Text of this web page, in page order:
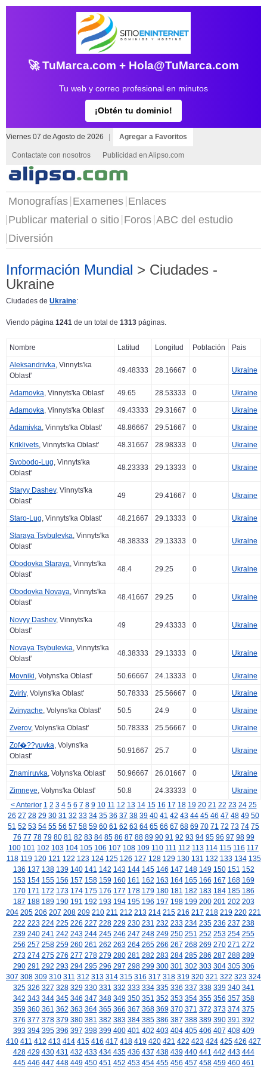
🚀 TuMarca.com + Hola@TuMarca.com
Tu web y correo profesional en minutos
¡Obtén tu dominio!
Viernes 07 de Agosto de 2026 Agregar a Favoritos
Contactate con nosotros Publicidad en Alipso.com
Monografías Examenes Enlaces
Publicar material o sitio Foros ABC del estudio
Diversión
Información Mundial > Ciudades -
Ukraine
Ciudades de Ukraine:
Viendo página 1241 de un total de 1313 páginas.
Nombre Latitud Longitud Población Pais
Aleksandrivka, Vinnyts'ka
Oblast'
49.48333 28.16667 0 Ukraine
Adamovka, Vinnyts'ka Oblast' 49.65 28.53333 0 Ukraine
Adamovka, Vinnyts'ka Oblast' 49.43333 29.31667 0 Ukraine
Adamivka, Vinnyts'ka Oblast' 48.86667 29.51667 0 Ukraine
Kriklivets, Vinnyts'ka Oblast' 48.31667 28.98333 0 Ukraine
Svobodo-Lug, Vinnyts'ka
Oblast'
48.23333 29.13333 0 Ukraine
Staryy Dashev, Vinnyts'ka
Oblast'
49 29.41667 0 Ukraine
Staro-Lug, Vinnyts'ka Oblast' 48.21667 29.13333 0 Ukraine
Staraya Tsybulevka, Vinnyts'ka
Oblast'
48.38333 29.13333 0 Ukraine
Obodovka Staraya, Vinnyts'ka
Oblast'
48.4 29.25 0 Ukraine
Obodovka Novaya, Vinnyts'ka
Oblast'
48.41667 29.25 0 Ukraine
Novyy Dashev, Vinnyts'ka
Oblast'
49 29.43333 0 Ukraine
Novaya Tsybulevka, Vinnyts'ka
Oblast'
48.38333 29.13333 0 Ukraine
Movniki, Volyns'ka Oblast' 50.66667 24.13333 0 Ukraine
Zviriv, Volyns'ka Oblast' 50.78333 25.56667 0 Ukraine
Zvinyache, Volyns'ka Oblast' 50.5 24.9 0 Ukraine
Zverov, Volyns'ka Oblast' 50.78333 25.56667 0 Ukraine
Zof�??yuvka, Volyns'ka
Oblast'
50.91667 25.7 0 Ukraine
Znamiruvka, Volyns'ka Oblast' 50.96667 26.01667 0 Ukraine
Zimneye, Volyns'ka Oblast' 50.8 24.33333 0
Ukraine
< Anterior 1 2 3 4 5 6 7 8 9 10 11 12 13 14 15 16 17 18 19 20 21 22 23 24 25
26 27 28 29 30 31 32 33 34 35 36 37 38 39 40 41 42 43 44 45 46 47 48 49 50
51 52 53 54 55 56 57 58 59 60 61 62 63 64 65 66 67 68 69 70 71 72 73 74 75
76 77 78 79 80 81 82 83 84 85 86 87 88 89 90 91 92 93 94 95 96 97 98 99
100 101 102 103 104 105 106 107 108 109 110 111 112 113 114 115 116 117
118 119 120 121 122 123 124 125 126 127 128 129 130 131 132 133 134 135
136 137 138 139 140 141 142 143 144 145 146 147 148 149 150 151 152
153 154 155 156 157 158 159 160 161 162 163 164 165 166 167 168 169
170 171 172 173 174 175 176 177 178 179 180 181 182 183 184 185 186
187 188 189 190 191 192 193 194 195 196 197 198 199 200 201 202 203
204 205 206 207 208 209 210 211 212 213 214 215 216 217 218 219 220 221
222 223 224 225 226 227 228 229 230 231 232 233 234 235 236 237 238
239 240 241 242 243 244 245 246 247 248 249 250 251 252 253 254 255
256 257 258 259 260 261 262 263 264 265 266 267 268 269 270 271 272
273 274 275 276 277 278 279 280 281 282 283 284 285 286 287 288 289
290 291 292 293 294 295 296 297 298 299 300 301 302 303 304 305 306
307 308 309 310 311 312 313 314 315 316 317 318 319 320 321 322 323 324
325 326 327 328 329 330 331 332 333 334 335 336 337 338 339 340 341
342 343 344 345 346 347 348 349 350 351 352 353 354 355 356 357 358
359 360 361 362 363 364 365 366 367 368 369 370 371 372 373 374 375
376 377 378 379 380 381 382 383 384 385 386 387 388 389 390 391 392
393 394 395 396 397 398 399 400 401 402 403 404 405 406 407 408 409
410 411 412 413 414 415 416 417 418 419 420 421 422 423 424 425 426 427
428 429 430 431 432 433 434 435 436 437 438 439 440 441 442 443 444
445 446 447 448 449 450 451 452 453 454 455 456 457 458 459 460 461